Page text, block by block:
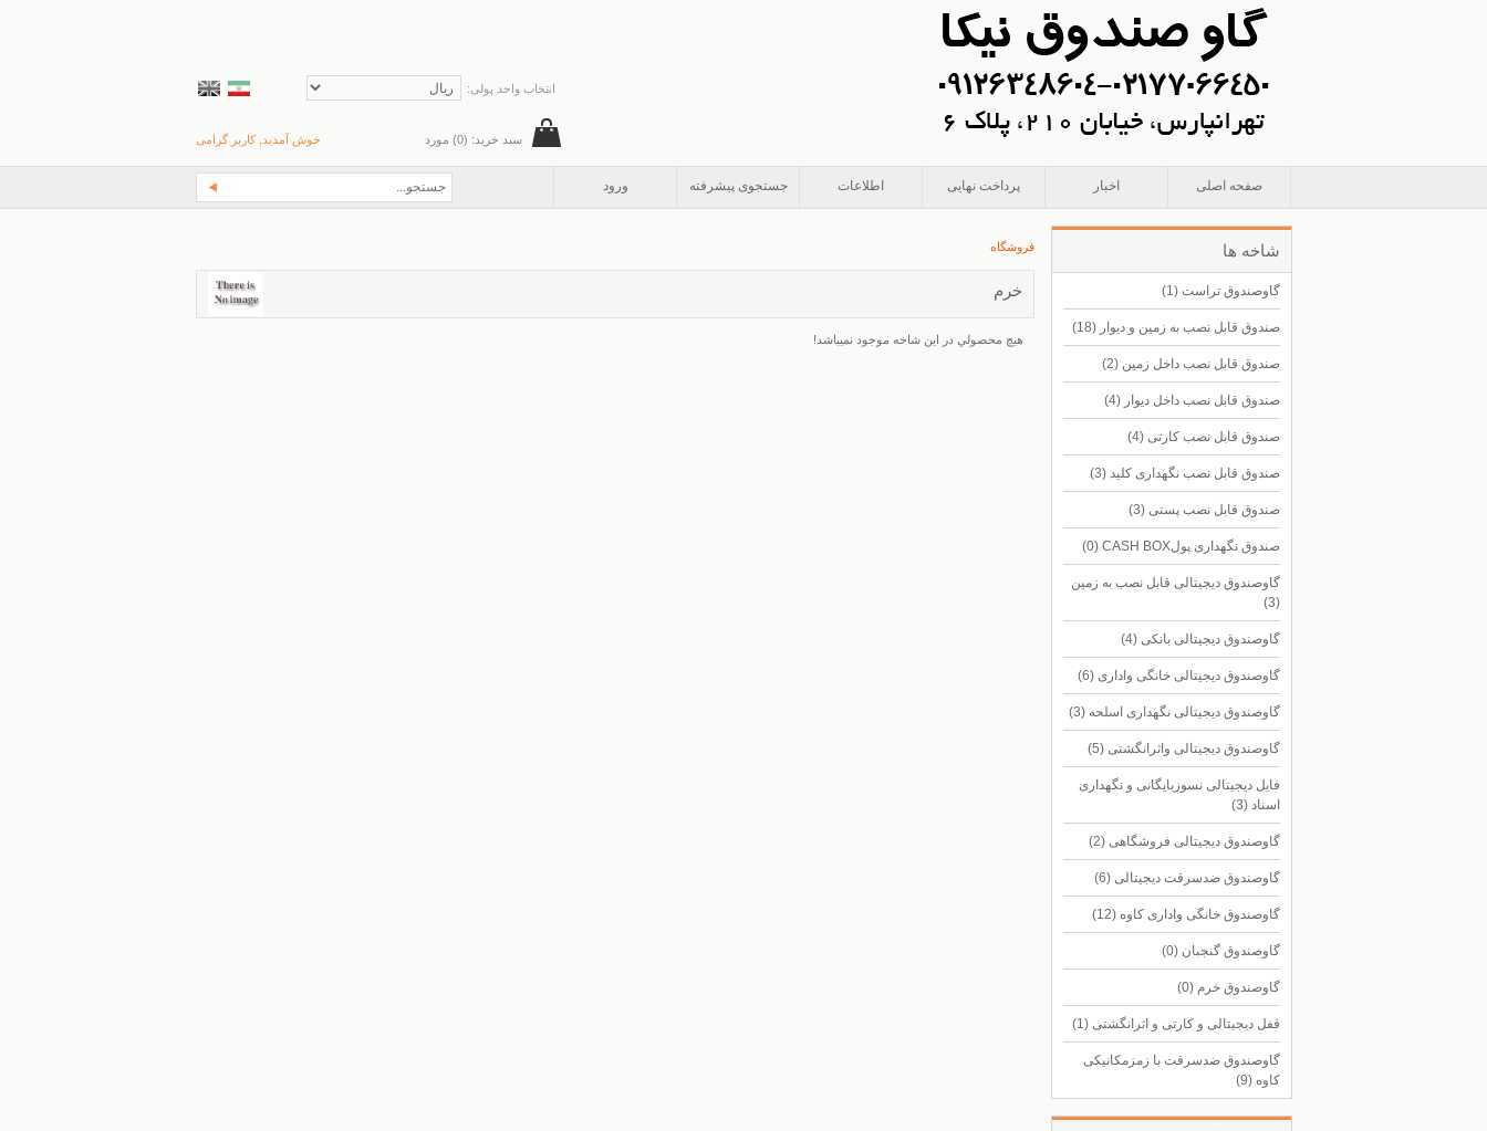
انتخاب واحد پولی:
سبد خرید: (0) مورد خوش آمدید, کاربر گرامی
صفحه اصلی اخبار پرداخت نهایی اطلاعات جستجوی پیشرفته ورود
شاخه ها
گاوصندوق تراست(1)
صندوق قابل نصب به زمین و دیوار(18)
صندوق قابل نصب داخل زمین(2)
صندوق قابل نصب داخل دیوار(4)
صندوق قابل نصب کارتی(4)
صندوق قابل نصب نگهداری کلید(3)
صندوق قابل نصب پستی(3)
صندوق نگهداری پولCASH BOX (0)
گاوصندوق دیجیتالی قابل نصب به زمین
(3)
گاوصندوق دیجیتالی بانکی(4)
گاوصندوق دیجیتالی خانگی واداری(6)
گاوصندوق دیجیتالی نگهداری اسلحه(3)
گاوصندوق دیجیتالی واثرانگشتی(5)
فایل دیجیتالی نسوزبایگانی و نگهداری
اسناد(3)
گاوصندوق دیجیتالی فروشگاهی(2)
گاوصندوق ضدسرقت دیجیتالی(6)
گاوصندوق خانگی واداری کاوه(12)
گاوصندوق گنجبان(0)
گاوصندوق خرم(0)
قفل دیجیتالی و کارتی و اثرانگشتی(1)
گاوصندوق ضدسرقت با زمزمکانیکی
کاوه(9)
فروشگاه
خرم
هيچ محصولي در اين شاخه موجود نميباشد!